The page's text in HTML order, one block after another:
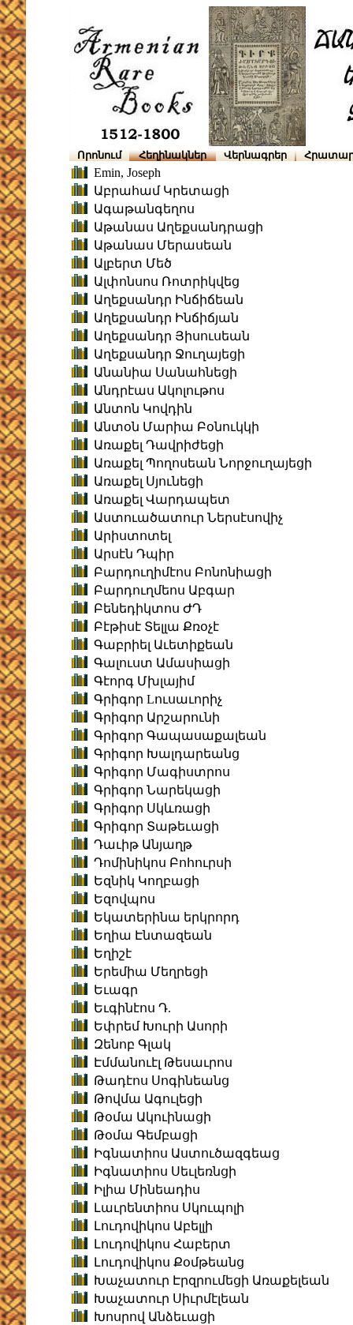
Որոնում Հեղինակներ Վերնագրեր
Emin, Joseph
Աբրահամ Կրետացի
Ագաթանգեղոս
Աթանաս Աղեքսանդրացի
Աթանաս Մերասեան
Ալբերտ Մեծ
Ալփոնսոս Ռոտրիկվեց
Աղեքսանդր Ինճիճեան
Աղեքսանդր Ինճիճյան
Աղեքսանդր Յիսուսեան
Աղեքսանդր Ջուղայեցի
Անանիա Սանահնեցի
Անդրէաս Ակոլութոս
Անտոն Կովդին
Անտօն Մարիա Բօնուկկի
Առաքել Դավրիժեցի
Առաքել Պողոսեան Նորջուղայեցի
Առաքել Սյունեցի
Առաքել Վարդապետ
Աստուածատուր Ներսէսովիչ
Արիստոտել
Արսէն Դպիր
Բարդուղիմէոս Բոնոնիացի
Բարդուղմեոս Աբգար
Բենեդիկտոս ԺԴ
Բէթիսէ Տելլա Քռօչէ
Գաբրիել Աւետիքեան
Գալուստ Ամասիացի
Գէորգ Մխլայիմ
Գրիգոր Lուսաւորիչ
Գրիգոր Արշարունի
Գրիգոր Գապասաքալեան
Գրիգոր Խալդարեանց
Գրիգոր Մագիստրոս
Գրիգոր Նարեկացի
Գրիգոր Սկևռացի
Գրիգոր Տաթեւացի
Դաւիթ Անյաղթ
Դոմինիկոս Բոհուրսի
Եզնիկ Կողբացի
Եզովպոս
Եկատերինա երկրորդ
Եղիա Էնտազեան
Եղիշէ
Երեմիա Մեղրեցի
Եւագր
Եւգինէոս Դ.
Եփրեմ Խուրի Ասորի
Զենոբ Գլակ
Էմմանուէլ Թեսաւրոս
Թադէոս Սոգինեանց
Թովմա Ագուլեցի
Թօմա Ակուինացի
Թօմա Գեմբացի
Իգնատիոս Աստուծազգեաց
Իգնատիոս Սեւլեռնցի
Իլիա Մինեադիս
Լաւրենտիոս Սկուպոլի
Լուդովիկոս Աբելլի
Լուդովիկոս Հաբերտ
Լուդովիկոս Քօմթեանց
Խաչատուր Էրզրումեցի Առաքելեան
Խաչատուր Սիւրմէլեան
Խոսրով Անձեւացի